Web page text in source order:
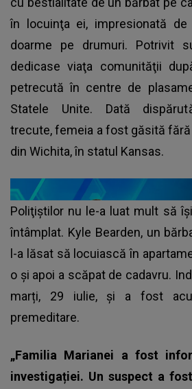
în locuinţa ei, impresionată
doarme pe drumuri. Potrivit
dedicase viaţa comunităţii
petrecută în centre de
Statele Unite. Dată
trecute, femeia a fost găsită
din Wichita, în statul Kansas.
Poliţiştilor nu le-a luat mult să
întâmplat. Kyle Bearden, un
l-a lăsat să locuiască în
o şi apoi a scăpat de cadavru.
marți, 29 iulie, și a fost
premeditare.
„Familia Marianei a fost
investigației. Un suspect a